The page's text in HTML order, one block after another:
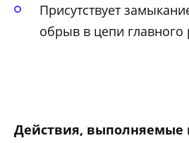
Присутствует
обрыв в цепи главного
Действия, выполняемые